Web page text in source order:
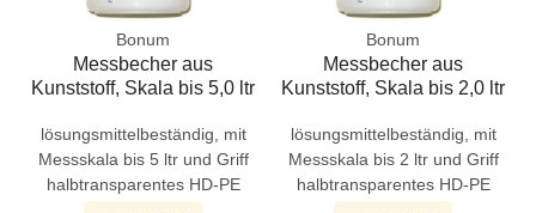
Bonum
Messbecher aus
Kunststoff, Skala bis 5,0 ltr
lösungsmittelbeständig, mit
Messskala bis 5 ltr und Griff
halbtransparentes HD-PE
Bonum
Messbecher aus
Kunststoff, Skala bis 2,0 ltr
lösungsmittelbeständig, mit
Messskala bis 2 ltr und Griff
halbtransparentes HD-PE